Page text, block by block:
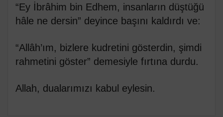
“Ey İbrâhim bin Edhem, insanların düştüğü
hâle ne dersin” deyince başını kaldırdı ve:
“Allâh’ım, bizlere kudretini gösterdin, şimdi
rahmetini göster” demesiyle fırtına durdu.
Allah, dualarımızı kabul eylesin.